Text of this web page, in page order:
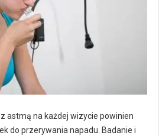
astmą na każdej wizycie powinien
do przerywania napadu. Badanie i